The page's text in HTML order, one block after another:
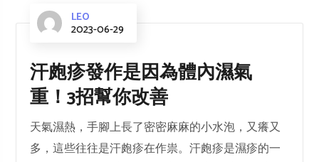
LEO
2023-06-29
汗皰疹發作是因為體內濕氣
重！3招幫你改善
天氣濕熱，手腳上長了密密麻麻的小水泡，又癢又
多，這些往往是汗皰疹在作祟。汗皰疹是濕疹的一